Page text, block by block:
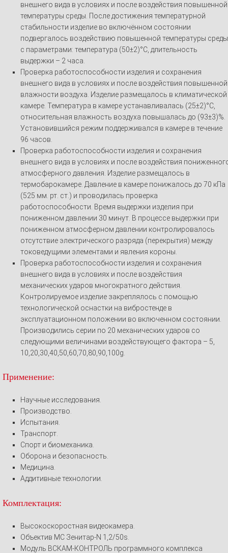
внешнего вида в условиях и после воздействия повышенной
температуры среды. После достижения температурной
стабильности изделие во включённом состоянии
подвергалось воздействию повышенной температуры среды
с параметрами: температура (50±2)°С, длительность
выдержки – 2 часа.
Проверка работоспособности изделия и сохранения
внешнего вида в условиях и после воздействия повышенной
влажности воздуха. Изделие размещалось в климатической
камере. Температура в камере устанавливалась (25±2)°С,
относительная влажность воздуха повышалась до (93±3)%.
Установившийся режим поддерживался в камере в течение
96 часов.
Проверка работоспособности изделия и сохранения
внешнего вида в условиях и после воздействия
атмосферного давления. Изделие размещалось в
термобарокамере. Давление в камере понижалось до 70 кПа
(525 мм. рт. ст.) и проводилась проверка
работоспособности. Время выдержки изделия при
пониженном давлении 30 минут. В процессе выдержки при
пониженном атмосферном давлении контролировалось
отсутствие электрического разряда (перекрытия) между
токоведущими элементами и явления короны.
Проверка работоспособности изделия и сохранения
внешнего вида в условиях и после воздействия
механических ударов многократного действия.
Контролируемое изделие закреплялось с помощью
технологической оснастки на вибростенде в
эксплуатационном положении во включенном состоянии.
Производились серии по 20 механических ударов со
следующими величинами воздействующего фактора – 5,
10,20,30,40,50,60,70,80,90,100g.
Применение:
Научные исследования.
Производство.
Испытания.
Транспорт.
Спорт и биомеханика.
Оборона и безопасность.
Медицина.
Аддитивные технологии.
Комплектация:
Высокоскоростная видеокамера.
Объектив МС Зенитар-N 1,2/50s.
Модуль ВСКАМ-КОНТРОЛЬ программного комплекса